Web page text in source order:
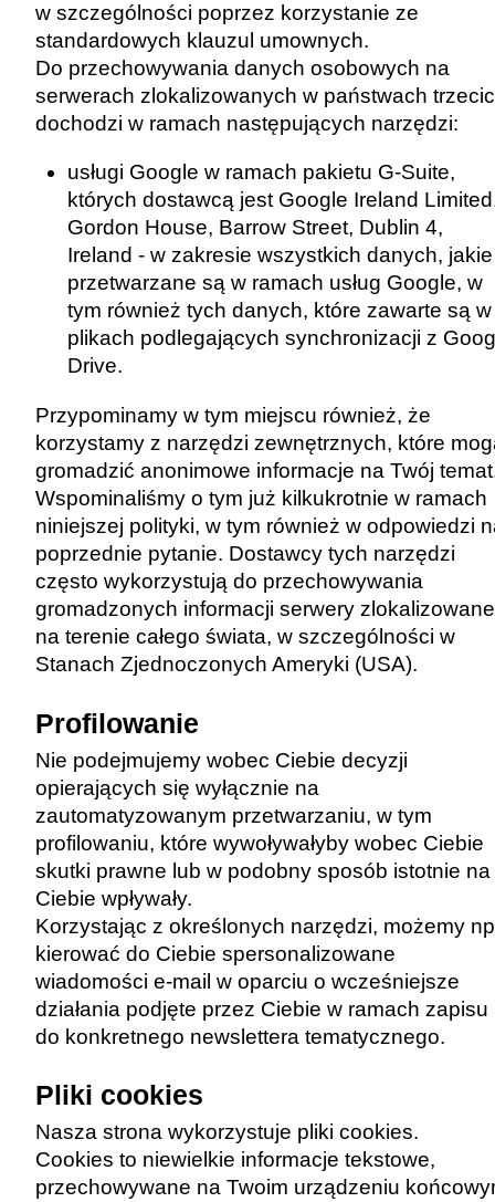
w szczególności poprzez korzystanie ze
standardowych klauzul umownych.
Do przechowywania danych osobowych na
serwerach zlokalizowanych w państwach
dochodzi w ramach następujących narzędzi:
usługi Google w ramach pakietu G-Suite,
których dostawcą jest Google Ireland
Gordon House, Barrow Street, Dublin 4,
Ireland - w zakresie wszystkich danych, jakie
przetwarzane są w ramach usług Google, w
tym również tych danych, które zawarte są w
plikach podlegających synchronizacji z
Drive.
Przypominamy w tym miejscu również, że
korzystamy z narzędzi zewnętrznych, które
gromadzić anonimowe informacje na Twój
Wspominaliśmy o tym już kilkukrotnie w ramach
niniejszej polityki, w tym również w odpowiedzi
poprzednie pytanie. Dostawcy tych narzędzi
często wykorzystują do przechowywania
gromadzonych informacji serwery zlokalizowane
na terenie całego świata, w szczególności w
Stanach Zjednoczonych Ameryki (USA).
Profilowanie
Nie podejmujemy wobec Ciebie decyzji
opierających się wyłącznie na
zautomatyzowanym przetwarzaniu, w tym
profilowaniu, które wywoływałyby wobec Ciebie
skutki prawne lub w podobny sposób istotnie na
Ciebie wpływały.
Korzystając z określonych narzędzi, możemy
kierować do Ciebie spersonalizowane
wiadomości e-mail w oparciu o wcześniejsze
działania podjęte przez Ciebie w ramach zapisu
do konkretnego newslettera tematycznego.
Pliki cookies
Nasza strona wykorzystuje pliki cookies.
Cookies to niewielkie informacje tekstowe,
przechowywane na Twoim urządzeniu